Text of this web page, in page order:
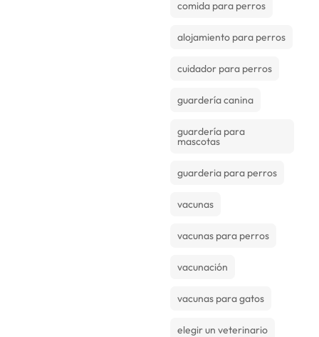
comida para perros
alojamiento para perros
cuidador para perros
guardería canina
guardería para
mascotas
guarderia para perros
vacunas
vacunas para perros
vacunación
vacunas para gatos
elegir un veterinario